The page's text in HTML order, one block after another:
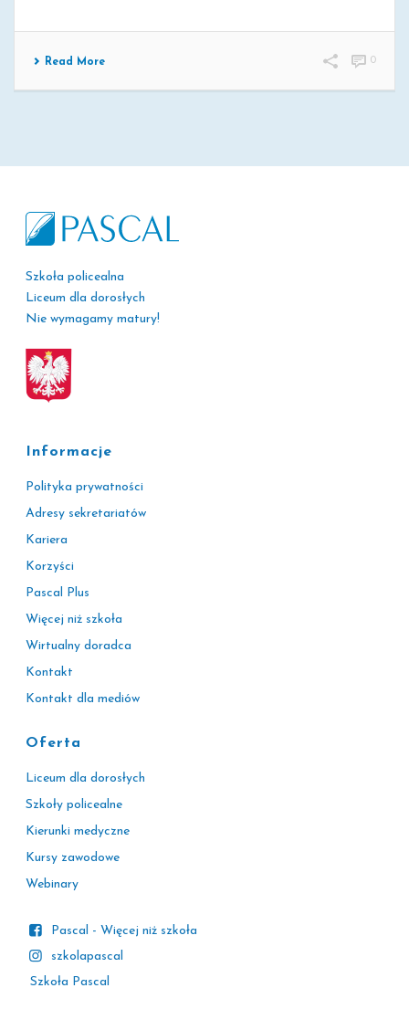
Read More 0
Szkoła policealna
Liceum dla dorosłych
Nie wymagamy matury!
Informacje
Polityka prywatności
Adresy sekretariatów
Kariera
Korzyści
Pascal Plus
Więcej niż szkoła
Wirtualny doradca
Kontakt
Kontakt dla mediów
Oferta
Liceum dla dorosłych
Szkoły policealne
Kierunki medyczne
Kursy zawodowe
Webinary
Pascal - Więcej niż szkoła
szkolapascal
Szkoła Pascal